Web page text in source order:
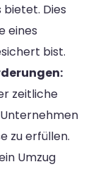
Dies
eines
bist.
zeitliche
zu erfüllen.
Umzug